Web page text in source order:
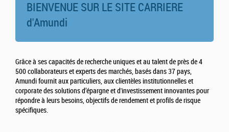
BIENVENUE SUR LE SITE CARRIERE
d'Amundi
Grâce à ses capacités de recherche uniques et au talent de près de 4
500 collaborateurs et experts des marchés, basés dans 37 pays,
Amundi fournit aux particuliers, aux clientèles institutionnelles et
corporate des solutions d’épargne et d'investissement innovantes pour
répondre à leurs besoins, objectifs de rendement et profils de risque
spécifiques.